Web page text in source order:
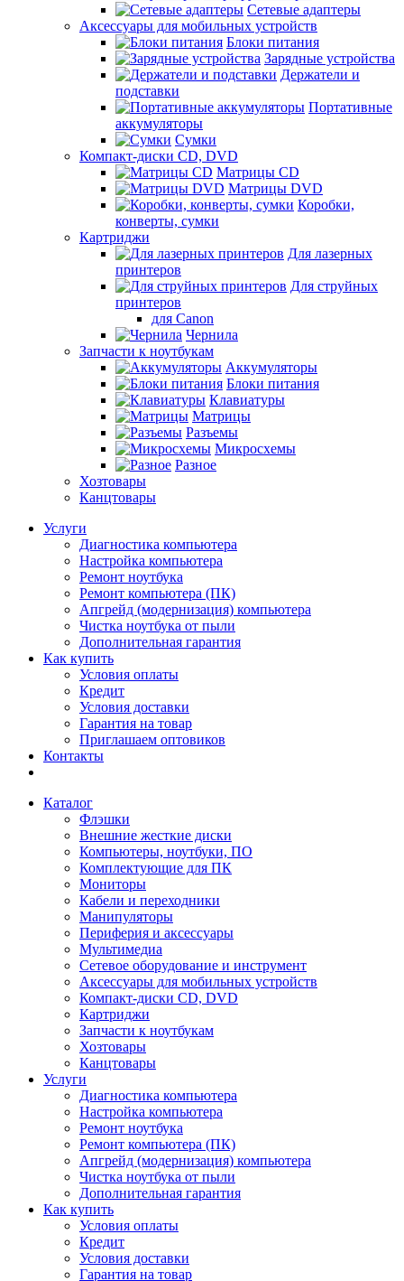
Сетевые адаптеры
Аксессуары для мобильных устройств
Блоки питания
Зарядные устройства
Держатели и
подставки
Портативные
аккумуляторы
Сумки
Компакт-диски CD, DVD
Матрицы CD
Матрицы DVD
Коробки,
конверты, сумки
Картриджи
Для лазерных
принтеров
Для струйных
принтеров
для Canon
Чернила
Запчасти к ноутбукам
Аккумуляторы
Блоки питания
Клавиатуры
Матрицы
Разъемы
Микросхемы
Разное
Хозтовары
Канцтовары
Услуги
Диагностика компьютера
Настройка компьютера
Ремонт ноутбука
Ремонт компьютера (ПК)
Апгрейд (модернизация) компьютера
Чистка ноутбука от пыли
Дополнительная гарантия
Как купить
Условия оплаты
Кредит
Условия доставки
Гарантия на товар
Приглашаем оптовиков
Контакты
Каталог
Флэшки
Внешние жесткие диски
Компьютеры, ноутбуки, ПО
Комплектующие для ПК
Мониторы
Кабели и переходники
Манипуляторы
Периферия и аксессуары
Мультимедиа
Сетевое оборудование и инструмент
Аксессуары для мобильных устройств
Компакт-диски CD, DVD
Картриджи
Запчасти к ноутбукам
Хозтовары
Канцтовары
Услуги
Диагностика компьютера
Настройка компьютера
Ремонт ноутбука
Ремонт компьютера (ПК)
Апгрейд (модернизация) компьютера
Чистка ноутбука от пыли
Дополнительная гарантия
Как купить
Условия оплаты
Кредит
Условия доставки
Гарантия на товар